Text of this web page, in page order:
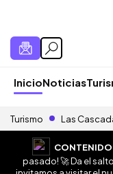
InicioNoticias
Turismo Las
pasado! 🚀 Da el